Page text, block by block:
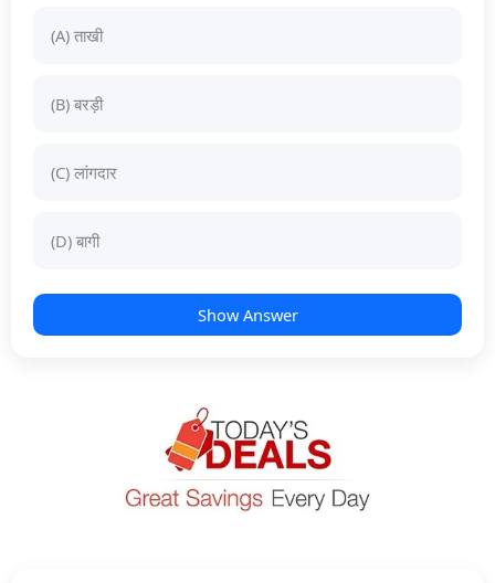
(A) ताखी
(B) बरड़ी
(C) लांगदार
(D) बागी
Show Answer